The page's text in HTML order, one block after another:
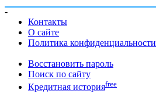
-
Контакты
О сайте
Политика конфиденциальности
Восстановить пароль
Поиск по сайту
Кредитная историяfree